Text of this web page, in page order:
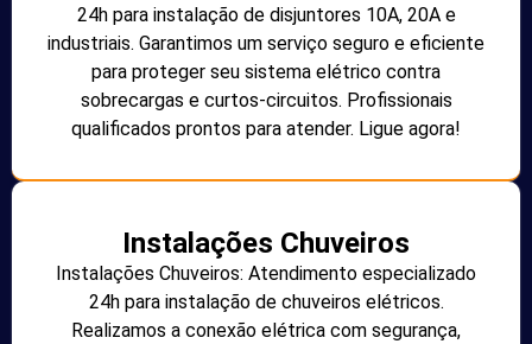
24h para instalação de disjuntores 10A, 20A e
industriais. Garantimos um serviço seguro e eficiente
para proteger seu sistema elétrico contra
sobrecargas e curtos-circuitos. Profissionais
qualificados prontos para atender. Ligue agora!
Instalações Chuveiros
Instalações Chuveiros: Atendimento especializado
24h para instalação de chuveiros elétricos.
Realizamos a conexão elétrica com segurança,